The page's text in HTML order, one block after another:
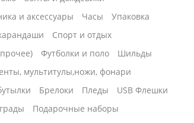
и аксессуары Часы
Упаковка
Спорт и отдых
Футболки и поло
Шильды
мультитулы,ножи, фонари
Брелоки Пледы
USB Флешки
Подарочные наборы